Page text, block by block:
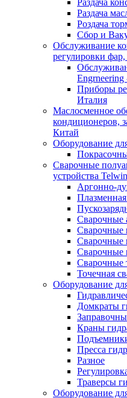
Раздача
Раздача
Роздача
Сбор и
Обслуживание
регулировки
Engrneering
Приборы
Италия
Маслосменное
кондиционеров,
Китай
Оборудование
Сварочные
устройства
Аргонно-
Плазменная
Сварочные
Сварочные
Сварочные
Сварочные
Сварочные
Точечная
Оборудование
Домкраты
Краны
Пресса
Разное
Траверсы
Оборудование